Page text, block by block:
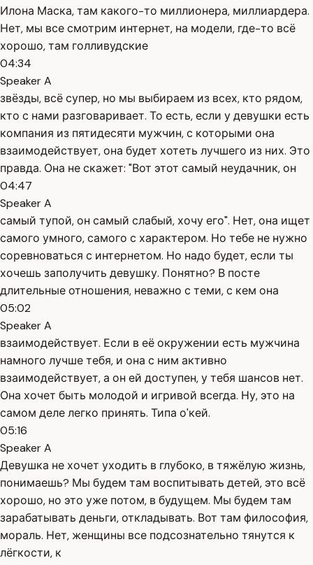
Илона Маска, там какого-то миллионера, миллиардера.
Нет, мы все смотрим интернет, на модели, где-то всё
хорошо, там голливудские
04:34
Speaker A
звёзды, всё супер, но мы выбираем из всех, кто рядом,
кто с нами разговаривает. То есть, если у девушки есть
компания из пятидесяти мужчин, с которыми она
взаимодействует, она будет хотеть лучшего из них. Это
правда. Она не скажет: "Вот этот самый неудачник, он
04:47
Speaker A
самый тупой, он самый слабый, хочу его". Нет, она ищет
самого умного, самого с характером. Но тебе не нужно
соревноваться с интернетом. Но надо будет, если ты
хочешь заполучить девушку. Понятно? В посте
длительные отношения, неважно с теми, с кем она
05:02
Speaker A
взаимодействует. Если в её окружении есть мужчина
намного лучше тебя, и она с ним активно
взаимодействует, а он ей доступен, у тебя шансов нет.
Она хочет быть молодой и игривой всегда. Ну, это на
самом деле легко принять. Типа о'кей.
05:16
Speaker A
Девушка не хочет уходить в глубоко, в тяжёлую жизнь,
понимаешь? Мы будем там воспитывать детей, это всё
хорошо, но это уже потом, в будущем. Мы будем там
зарабатывать деньги, откладывать. Вот там философия,
мораль. Нет, женщины все подсознательно тянутся к
лёгкости, к